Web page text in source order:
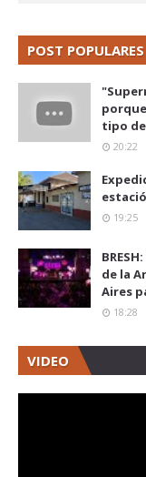
POST POPULARES
tipo
20:22
19:25
de la
Aires
18:28
VIDEO